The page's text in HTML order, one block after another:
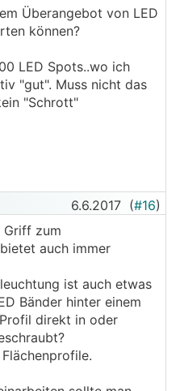
Überangebot von LED
können?
LED Spots..wo ich
"gut". Muss nicht das
"Schrott"
6.6.2017 (#16)
Griff zum
auch immer
ist auch etwas
Bänder hinter einem
direkt in oder